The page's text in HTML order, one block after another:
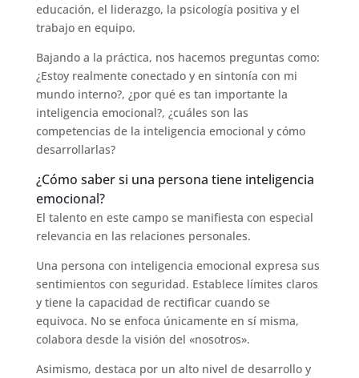
educación, el liderazgo, la psicología positiva y el
trabajo en equipo.
Bajando a la práctica, nos hacemos preguntas como:
¿Estoy realmente conectado y en sintonía con mi
mundo interno?, ¿por qué es tan importante la
inteligencia emocional?, ¿cuáles son las
competencias de la inteligencia emocional y cómo
desarrollarlas?
¿Cómo saber si una persona tiene inteligencia
emocional?
El talento en este campo se manifiesta con especial
relevancia en las relaciones personales.
Una persona con inteligencia emocional expresa sus
sentimientos con seguridad. Establece límites claros
y tiene la capacidad de rectificar cuando se
equivoca. No se enfoca únicamente en sí misma,
colabora desde la visión del «nosotros».
Asimismo, destaca por un alto nivel de desarrollo y